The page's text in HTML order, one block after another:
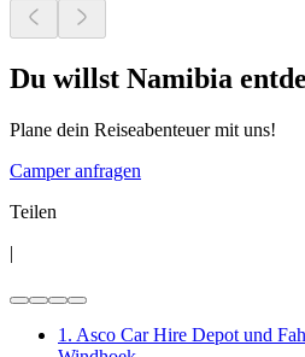
Du willst Namibia
Plane dein Reiseabenteuer mit uns!
Camper anfragen
Teilen
|
1. Asco Car Hire Depot und